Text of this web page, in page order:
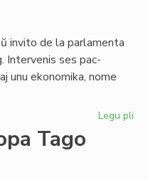
invito de la parlamenta
Intervenis ses pac-
unu ekonomika, nome
Legu pli
Tago